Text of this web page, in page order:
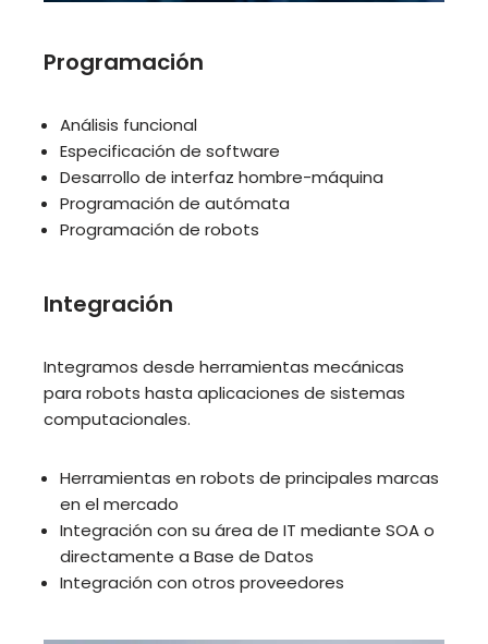
Programación
Análisis funcional
Especificación de software
Desarrollo de interfaz hombre-máquina
Programación de autómata
Programación de robots
Integración
Integramos desde herramientas mecánicas
para robots hasta aplicaciones de sistemas
computacionales.
Herramientas en robots de principales marcas
en el mercado
Integración con su área de IT mediante SOA o
directamente a Base de Datos
Integración con otros proveedores